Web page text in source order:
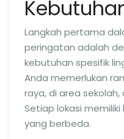
Langkah pertama
peringatan adalah
kebutuhan spesifik
Anda memerlukan
raya, di area
Setiap lokasi
yang berbeda.